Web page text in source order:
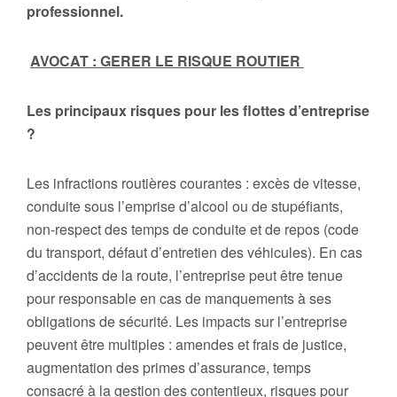
professionnel.
AVOCAT : GERER LE RISQUE ROUTIER
Les principaux risques pour les flottes d’entreprise
?
Les infractions routières courantes : excès de vitesse,
conduite sous l’emprise d’alcool ou de stupéfiants,
non-respect des temps de conduite et de repos (code
du transport, défaut d’entretien des véhicules). En cas
d’accidents de la route, l’entreprise peut être tenue
pour responsable en cas de manquements à ses
obligations de sécurité. Les impacts sur l’entreprise
peuvent être multiples : amendes et frais de justice,
augmentation des primes d’assurance, temps
consacré à la gestion des contentieux, risques pour